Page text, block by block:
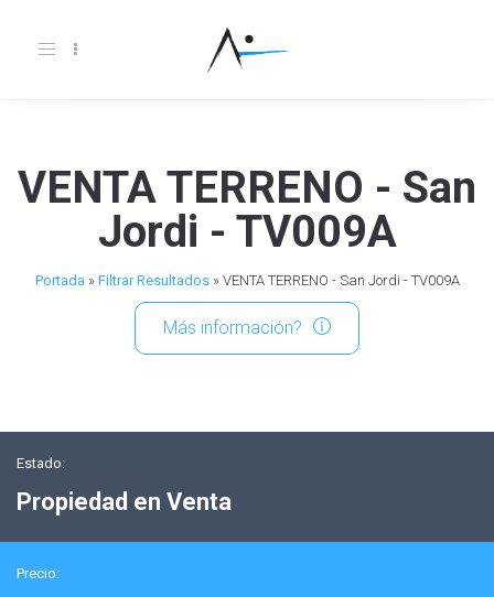
Toggle
VENTA TERRENO - San
Jordi - TV009A
Portada » Filtrar Resultados» VENTA TERRENO - San Jordi - TV009A
Más información?
Estado:
Propiedad en Venta
Precio: